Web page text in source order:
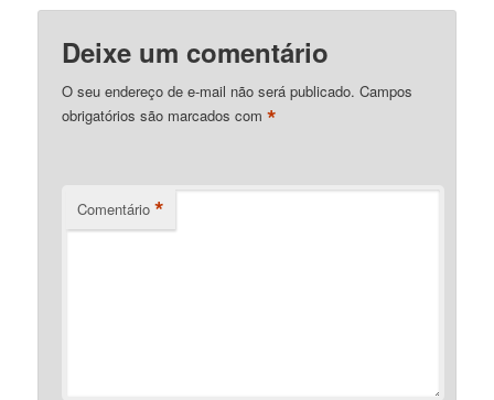
Deixe um comentário
O seu endereço de e-mail não será publicado. Campos
obrigatórios são marcados com*
Comentário *